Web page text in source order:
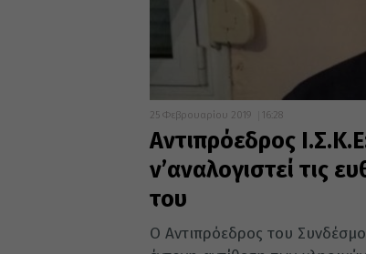
25 Φεβρουαρίου 2019 16:28
Αντιπρόεδρος
ν’αναλογιστεί τις
του
Ο Αντιπρόεδρος του